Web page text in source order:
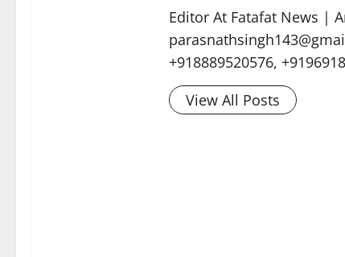
Editor At Fatafat News |
+918889520576,
View All Posts